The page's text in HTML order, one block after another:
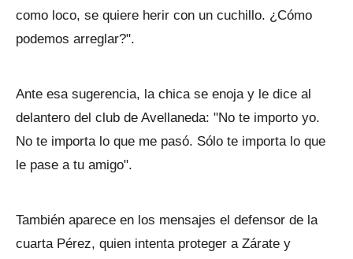
como loco, se quiere herir con un cuchillo. ¿Cómo
podemos arreglar?".
Ante esa sugerencia, la chica se enoja y le dice al
delantero del club de Avellaneda: "No te importo yo.
No te importa lo que me pasó. Sólo te importa lo que
le pase a tu amigo".
También aparece en los mensajes el defensor de la
cuarta Pérez, quien intenta proteger a Zárate y